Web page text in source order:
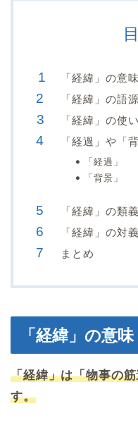
「経緯」の意味
「経緯」の語源
「経緯」の使
「経過」や「
「経過」
「背景」
「経緯」の類
「経緯」の対
まとめ
「経緯」の意味
「経緯」は「物事の
す。